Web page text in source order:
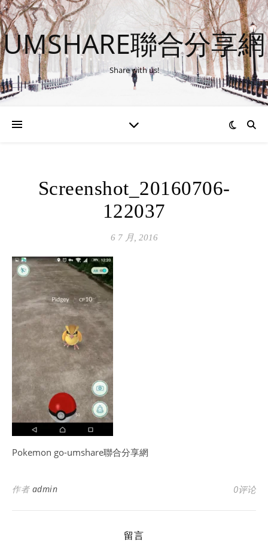
UMSHARE聯合分享網
Share with us!
Screenshot_20160706-
122037
6 7 月, 2016
Pokemon go-umshare聯合分享網
作者 admin 0评论
留言